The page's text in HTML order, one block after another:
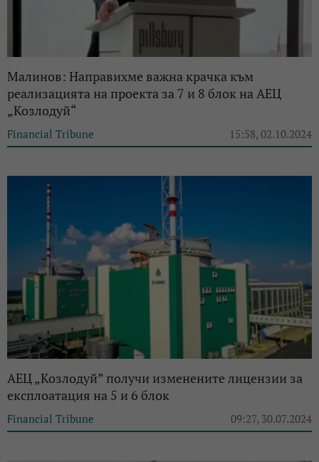
Малинов: Направихме важна крачка към
реализацията на проекта за 7 и 8 блок на АЕЦ
„Козлодуй“
Financial Tribune 15:58, 02.10.2024
АЕЦ „Козлодуй” получи изменените лицензии за
експлоатация на 5 и 6 блок
Financial Tribune 09:27, 30.07.2024